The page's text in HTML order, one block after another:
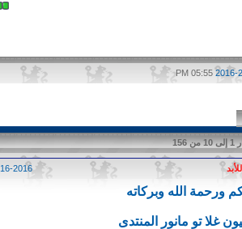
05:55 PM
10من156
2016
ورحمة الله وبركاته
غلا تو مانور المنتدى